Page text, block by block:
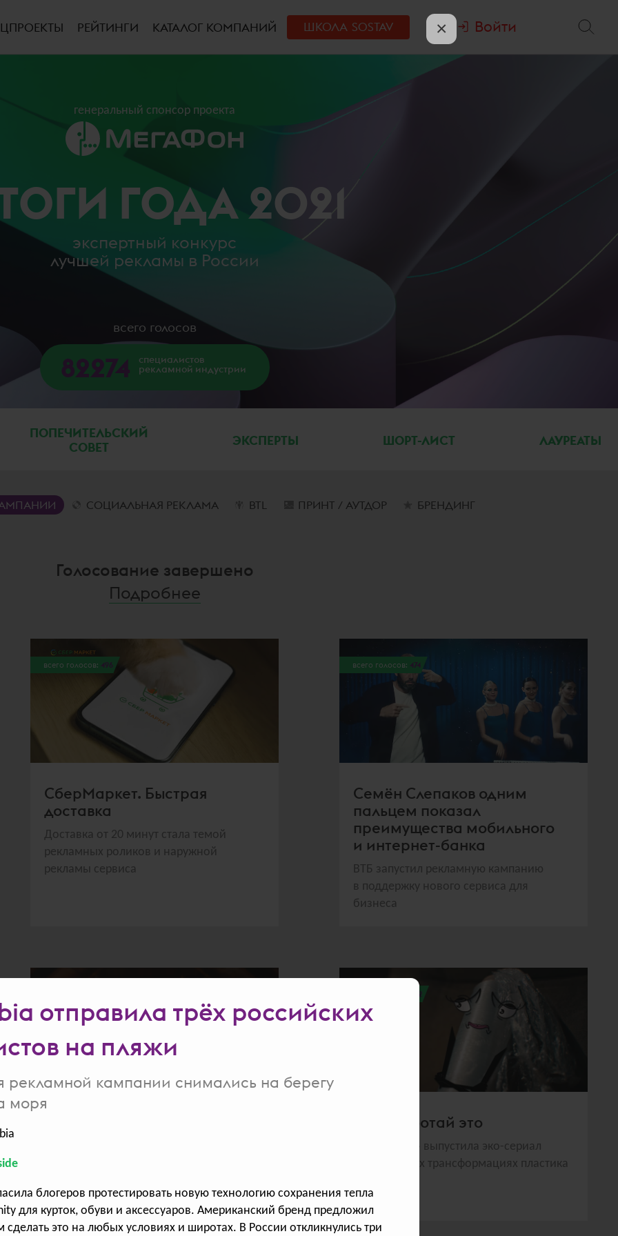
РЕЙТИНГИ КАТАЛОГ КОМПАНИЙ ШКОЛА SOSTAV Войти
отправила трёх российских
на пляжи
рекламной кампании снимались на берегу
моря
блогеров протестировать новую технологию сохранения тепла
для курток, обуви и аксессуаров. Американский бренд предложил
это на любых условиях и широтах. В России откликнулись три
×
генеральный спонсор проекта
ГОДА 2021
экспертный конкурс
лучшей рекламы в России
всего голосов
82274 специалистов
рекламной индустрии
ПОПЕЧИТЕЛЬСКИЙ
СОВЕТ
ЭКСПЕРТЫ ШОРТ-ЛИСТ ЛАУРЕАТЫ
СОЦИАЛЬНАЯ РЕКЛАМА BTL ПРИНТ / АУТДОР БРЕНДИНГ
Голосование завершено
Подробнее
всего голосов: 496
СберМаркет. Быстрая
доставка
Доставка от 20 минут стала темой
рекламных роликов и наружной
рекламы сервиса
всего голосов: 474
Семён Слепаков одним
пальцем показал
преимущества мобильного
и интернет-банка
ВТБ запустил рекламную кампанию
в поддержку нового сервиса для
бизнеса
392
Переработай это
«Пятёрочка» выпустила эко-сериал
о внутренних трансформациях пластика